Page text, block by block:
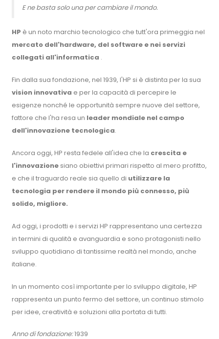
E ne basta solo una per cambiare il mondo.
HP è un noto marchio tecnologico che tutt'ora primeggia nel
mercato dell'hardware, del software e nei servizi
collegati all'informatica .
Fin dalla sua fondazione, nel 1939, l'HP si è distinta per la sua
vision innovativa e per la capacità di percepire le
esigenze nonché le opportunità sempre nuove del settore,
fattore che l'ha resa un leader mondiale nel campo
dell'innovazione tecnologica.
Ancora oggi, HP resta fedele all'idea che la crescita e
l'innovazione siano obiettivi primari rispetto al mero profitto,
e che il traguardo reale sia quello di utilizzare la
tecnologia per rendere il mondo più connesso, più
solido, migliore.
Ad oggi, i prodotti e i servizi HP rappresentano una certezza
in termini di qualità e avanguardia e sono protagonisti nello
sviluppo quotidiano di tantissime realtà nel mondo, anche
italiane.
In un momento così importante per lo sviluppo digitale, HP
rappresenta un punto fermo del settore, un continuo stimolo
per idee, creatività e soluzioni alla portata di tutti.
Anno di fondazione:1939